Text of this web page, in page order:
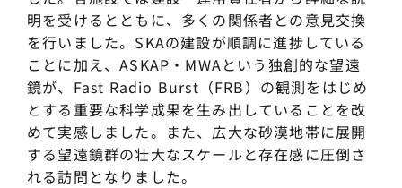
明を受けるとともに、多くの関係者との意見交換
を行いました。SKAの建設が順調に進捗している
ことに加え、ASKAP・MWAという独創的な望遠
鏡が、Fast Radio Burst（FRB）の観測をはじめ
とする重要な科学成果を生み出していることを改
めて実感しました。また、広大な砂漠地帯に展開
する望遠鏡群の壮大なスケールと存在感に圧倒さ
れる訪問となりました。